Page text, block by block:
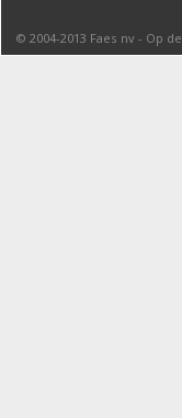
© 2004-2013 Faes nv - Op